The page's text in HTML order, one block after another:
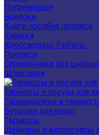
Погремушки
Брелоки
Книги пособия прописи
Книжки
Кроссворды, Ребусы.
Прописи
Справочники для
Шпаргалки
Термосы и посуда для
Термокружки и
Бутылки для воды
Термосы
Шейкеры и аксессуары